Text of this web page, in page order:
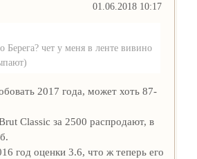
01.06.2018 10:17
Берега? чет у меня в ленте вивино
2017 года, может хоть 87-
Classic за 2500 распродают, в
год оценки 3.6, что ж теперь его